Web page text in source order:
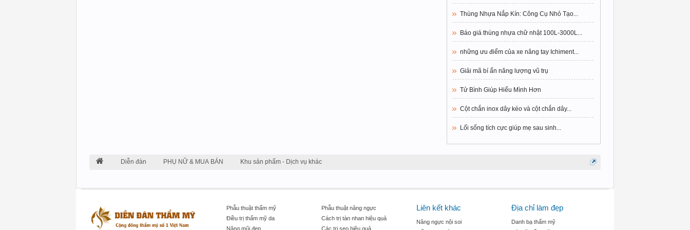
Thùng Nhựa Nắp Kín: Công Cụ Nhỏ Tạo...
Báo giá thùng nhựa chữ nhật 100L-3000L...
những ưu điểm của xe nâng tay Ichiment...
Giải mã bí ẩn năng lượng vũ trụ
Tử Bình Giúp Hiểu Mình Hơn
Cột chắn inox dây kéo và cột chắn dây...
Lối sống tích cực giúp mẹ sau sinh...
Diễn đàn PHỤ NỮ & MUA BÁN Khu sản phẩm - Dịch vụ khác
Phẫu thuật thẩm mỹ
Điều trị thẩm mỹ da
Nâng mũi đẹp
Phẫu thuật nâng ngực
Cách trị tàn nhan hiệu quả
Các trị sẹo hiệu quả
Liên kết khác
Nâng ngực nội soi
Địa chỉ làm đẹp
Danh bạ thẩm mỹ